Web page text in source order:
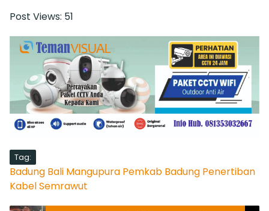
Post Views: 51
Tag:
Badung Bali Mangupura Pemkab Badung Penertiban
Kabel Semrawut